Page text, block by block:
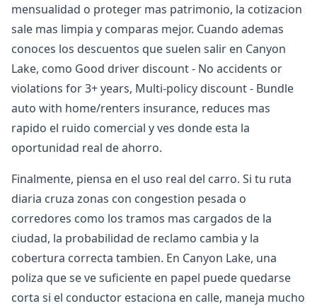
mensualidad o proteger mas patrimonio, la cotizacion
sale mas limpia y comparas mejor. Cuando ademas
conoces los descuentos que suelen salir en Canyon
Lake, como Good driver discount - No accidents or
violations for 3+ years, Multi-policy discount - Bundle
auto with home/renters insurance, reduces mas
rapido el ruido comercial y ves donde esta la
oportunidad real de ahorro.
Finalmente, piensa en el uso real del carro. Si tu ruta
diaria cruza zonas con congestion pesada o
corredores como los tramos mas cargados de la
ciudad, la probabilidad de reclamo cambia y la
cobertura correcta tambien. En Canyon Lake, una
poliza que se ve suficiente en papel puede quedarse
corta si el conductor estaciona en calle, maneja mucho